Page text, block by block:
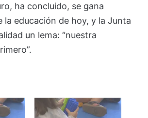
ha concluido, se gana
la educación de hoy, y la Junta
un lema: “nuestra